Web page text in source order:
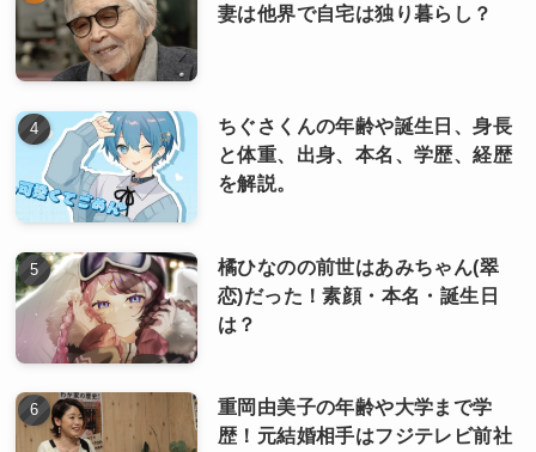
妻は他界で自宅は独り暮らし？
ちぐさくんの年齢や誕生日、身長
と体重、出身、本名、学歴、経歴
を解説。
橘ひなのの前世はあみちゃん(翠
恋)だった！素顔・本名・誕生日
は？
重岡由美子の年齢や大学まで学
歴！元結婚相手はフジテレビ前社